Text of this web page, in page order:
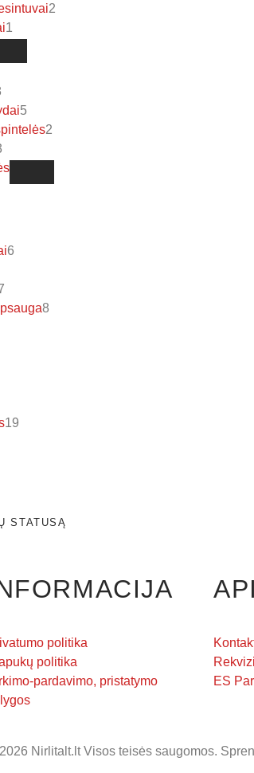
2
1
5
2
6
8
19
STATUSĄ
politika
politika
pardavimo, pristatymo
ES
Nirlitalt.lt Visos teisės saugomos.